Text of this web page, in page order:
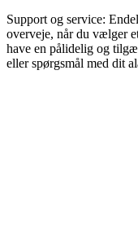
Support og service:
overveje, når du vælger
have en pålidelig og
eller spørgsmål med dit